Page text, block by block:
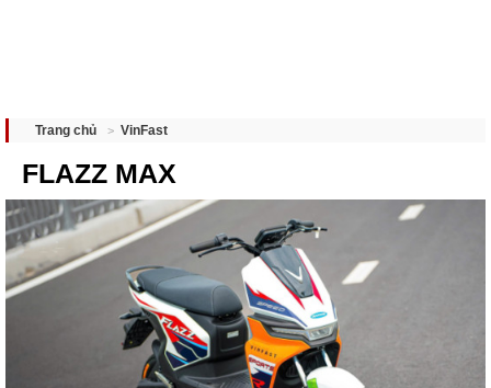
Trang chủ VinFast
FLAZZ MAX